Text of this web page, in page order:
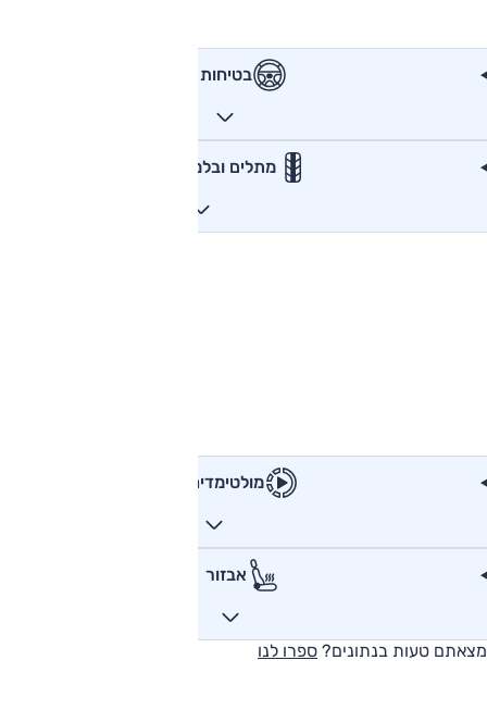
בטיחות
מתלים ובלמים
מולטימדיה
אבזור
מצאתם טעות בנתונים? ספרו לנו